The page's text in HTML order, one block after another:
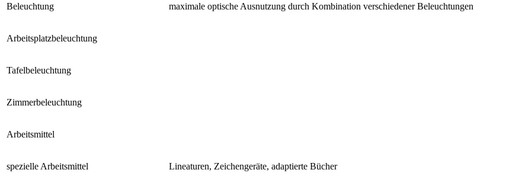
Beleuchtung maximale optische Ausnutzung durch Kombination verschiedener Beleuchtungen
Arbeitsplatzbeleuchtung
Tafelbeleuchtung
Zimmerbeleuchtung
Arbeitsmittel
spezielle Arbeitsmittel Lineaturen, Zeichengeräte, adaptierte Bücher